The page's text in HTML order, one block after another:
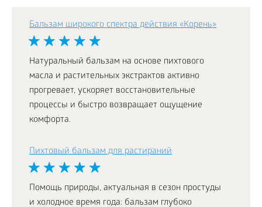
Бальзам широкого спектра действия «Корень»
Натуральный бальзам на основе пихтового
масла и растительных экстрактов активно
прогревает, ускоряет восстановительные
процессы и быстро возвращает ощущение
комфорта.
Пихтовый бальзам для растираний
Помощь природы, актуальная в сезон простуды
и холодное время года: бальзам глубоко